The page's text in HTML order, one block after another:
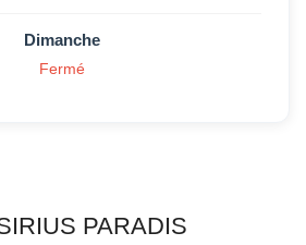
Dimanche
Fermé